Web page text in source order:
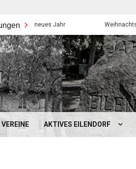
neues Jahr
VEREINE AKTIVES EILENDORF